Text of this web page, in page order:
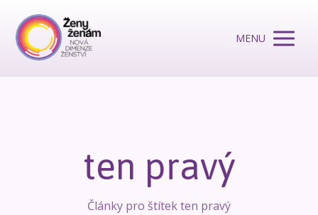
MENU
ten pravý
Články pro štítek ten pravý